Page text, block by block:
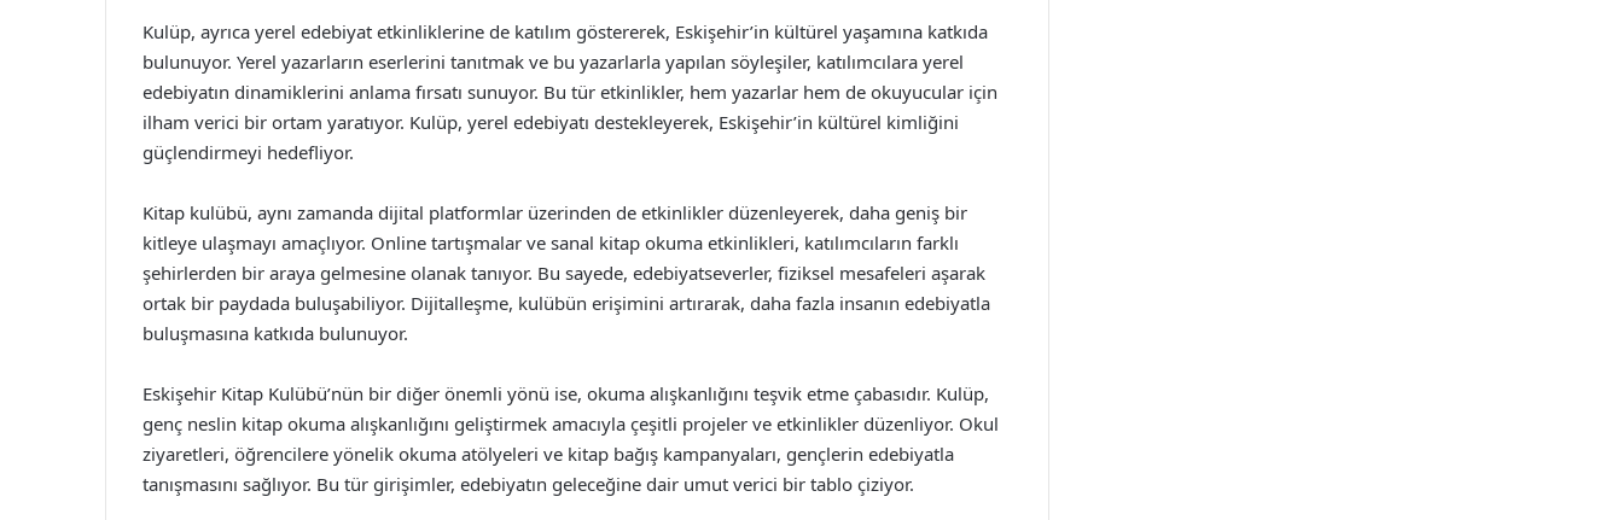
Kulüp, ayrıca yerel edebiyat etkinliklerine de katılım göstererek, Eskişehir’in kültürel yaşamına katkıda
bulunuyor. Yerel yazarların eserlerini tanıtmak ve bu yazarlarla yapılan söyleşiler, katılımcılara yerel
edebiyatın dinamiklerini anlama fırsatı sunuyor. Bu tür etkinlikler, hem yazarlar hem de okuyucular için
ilham verici bir ortam yaratıyor. Kulüp, yerel edebiyatı destekleyerek, Eskişehir’in kültürel kimliğini
güçlendirmeyi hedefliyor.
Kitap kulübü, aynı zamanda dijital platformlar üzerinden de etkinlikler düzenleyerek, daha geniş bir
kitleye ulaşmayı amaçlıyor. Online tartışmalar ve sanal kitap okuma etkinlikleri, katılımcıların farklı
şehirlerden bir araya gelmesine olanak tanıyor. Bu sayede, edebiyatseverler, fiziksel mesafeleri aşarak
ortak bir paydada buluşabiliyor. Dijitalleşme, kulübün erişimini artırarak, daha fazla insanın edebiyatla
buluşmasına katkıda bulunuyor.
Eskişehir Kitap Kulübü’nün bir diğer önemli yönü ise, okuma alışkanlığını teşvik etme çabasıdır. Kulüp,
genç neslin kitap okuma alışkanlığını geliştirmek amacıyla çeşitli projeler ve etkinlikler düzenliyor. Okul
ziyaretleri, öğrencilere yönelik okuma atölyeleri ve kitap bağış kampanyaları, gençlerin edebiyatla
tanışmasını sağlıyor. Bu tür girişimler, edebiyatın geleceğine dair umut verici bir tablo çiziyor.